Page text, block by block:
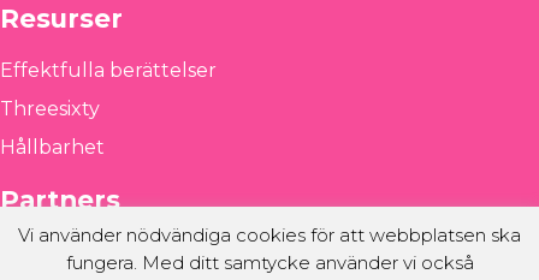
Resurser
Effektfulla berättelser
Threesixty
Hållbarhet
Partners
Winningtemp
Vi använder nödvändiga cookies för att webbplatsen ska
fungera. Med ditt samtycke använder vi också